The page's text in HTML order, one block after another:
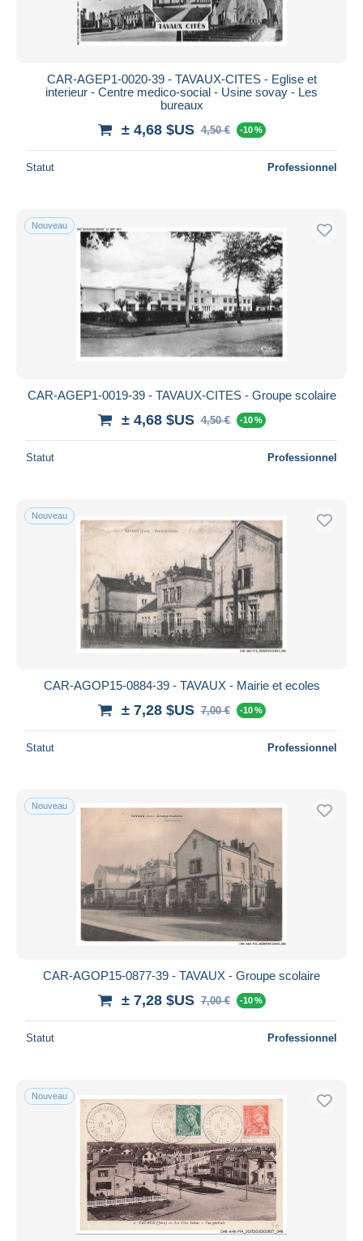
CAR-AGEP1-0020-39 - TAVAUX-CITES - Eglise et
interieur - Centre medico-social - Usine sovay - Les
bureaux
± 4,68 $US 4,50 € -10 %
Statut Professionnel
Nouveau
CAR-AGEP1-0019-39 - TAVAUX-CITES - Groupe scolaire
± 4,68 $US 4,50 € -10 %
Statut Professionnel
Nouveau
CAR-AGOP15-0884-39 - TAVAUX - Mairie et ecoles
± 7,28 $US 7,00 € -10 %
Statut Professionnel
Nouveau
CAR-AGOP15-0877-39 - TAVAUX - Groupe scolaire
± 7,28 $US 7,00 € -10 %
Statut Professionnel
Nouveau